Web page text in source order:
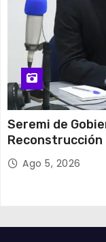
Seremi de
Reconstrucción
y el empleo en
Ago 5, 2026